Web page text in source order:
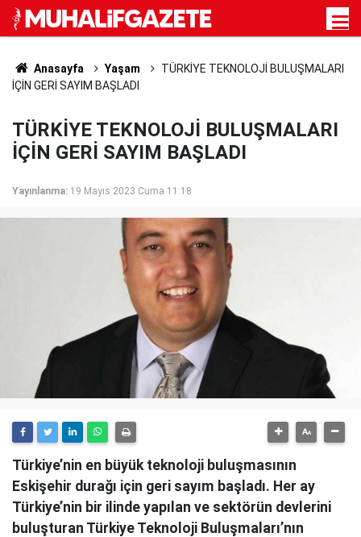
Anasayfa Yaşam
TÜRKİYE TEKNOLOJİ BULUŞMALARI
İÇİN GERİ SAYIM BAŞLADI
TÜRKİYE TEKNOLOJİ BULUŞMALARI
İÇİN GERİ SAYIM BAŞLADI
Yayınlanma: 19 Mayıs 2023 Cuma 11:18
Türkiye’nin en büyük teknoloji buluşmasının
Eskişehir durağı için geri sayım başladı. Her ay
Türkiye’nin bir ilinde yapılan ve sektörün devlerini
buluşturan Türkiye Teknoloji Buluşmaları’nın